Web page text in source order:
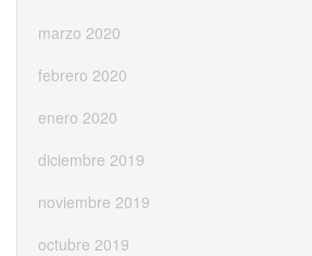
marzo 2020
febrero 2020
enero 2020
diciembre 2019
noviembre 2019
octubre 2019